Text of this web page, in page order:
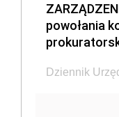
powołania
Dziennik